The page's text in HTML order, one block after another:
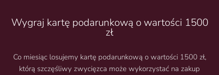
Wygraj kartę podarunkową o wartości 1500
zł
Co miesiąc losujemy kartę podarunkową o wartości 1500 zł,
którą szczęśliwy zwycięzca może wykorzystać na zakup